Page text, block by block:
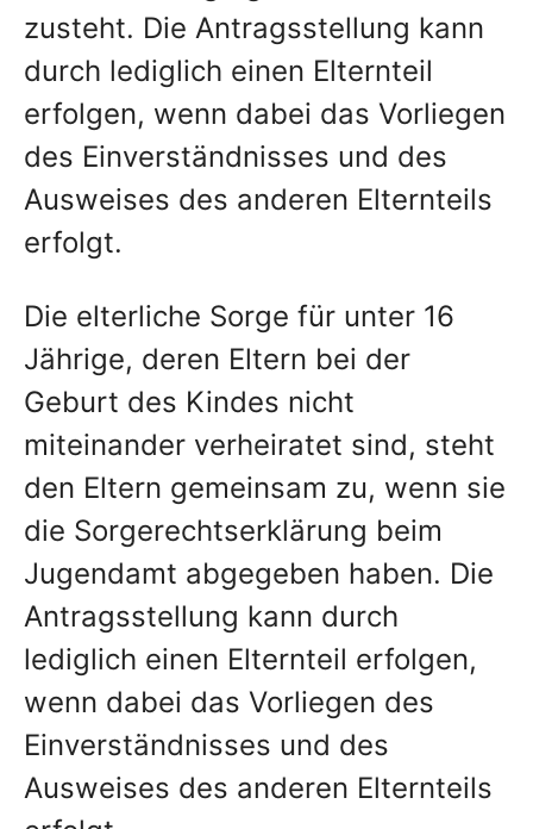
zusteht. Die Antragsstellung kann
durch lediglich einen Elternteil
erfolgen, wenn dabei das Vorliegen
des Einverständnisses und des
Ausweises des anderen Elternteils
erfolgt.
Die elterliche Sorge für unter 16
Jährige, deren Eltern bei der
Geburt des Kindes nicht
miteinander verheiratet sind, steht
den Eltern gemeinsam zu, wenn sie
die Sorgerechtserklärung beim
Jugendamt abgegeben haben. Die
Antragsstellung kann durch
lediglich einen Elternteil erfolgen,
wenn dabei das Vorliegen des
Einverständnisses und des
Ausweises des anderen Elternteils